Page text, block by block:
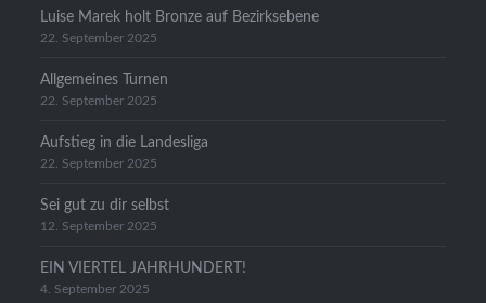
Luise Marek holt Bronze auf Bezirksebene
22. September 2025
Allgemeines Turnen
22. September 2025
Aufstieg in die Landesliga
22. September 2025
Sei gut zu dir selbst
12. September 2025
EIN VIERTEL JAHRHUNDERT!
4. September 2025